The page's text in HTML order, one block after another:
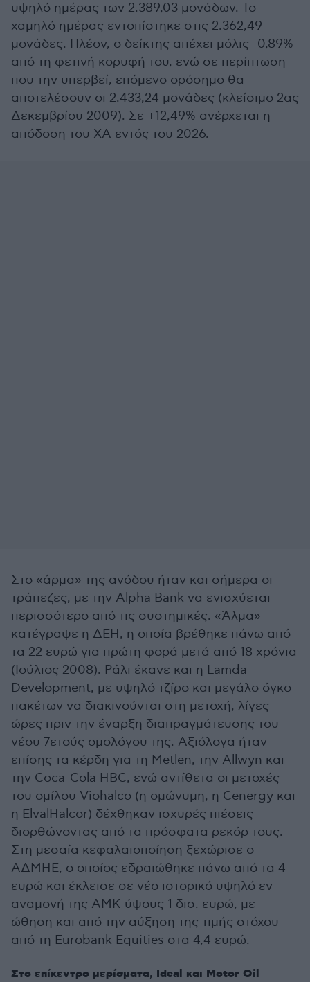
υψηλό ημέρας των 2.389,03 μονάδων. Το
χαμηλό ημέρας εντοπίστηκε στις 2.362,49
μονάδες. Πλέον, ο δείκτης απέχει μόλις -0,89%
από τη φετινή κορυφή του, ενώ σε περίπτωση
που την υπερβεί, επόμενο ορόσημο θα
αποτελέσουν οι 2.433,24 μονάδες (κλείσιμο 2ας
Δεκεμβρίου 2009). Σε +12,49% ανέρχεται η
απόδοση του ΧΑ εντός του 2026.
Στο «άρμα» της ανόδου ήταν και σήμερα οι
τράπεζες, με την Alpha Bank να ενισχύεται
περισσότερο από τις συστημικές. «Άλμα»
κατέγραψε η ΔΕΗ, η οποία βρέθηκε πάνω από
τα 22 ευρώ για πρώτη φορά μετά από 18 χρόνια
(Ιούλιος 2008). Ράλι έκανε και η Lamda
Development, με υψηλό τζίρο και μεγάλο όγκο
πακέτων να διακινούνται στη μετοχή, λίγες
ώρες πριν την έναρξη διαπραγμάτευσης του
νέου 7ετούς ομολόγου της. Αξιόλογα ήταν
επίσης τα κέρδη για τη Metlen, την Allwyn και
την Coca-Cola HBC, ενώ αντίθετα οι μετοχές
του ομίλου Viohalco (η ομώνυμη, η Cenergy και
η ElvalHalcor) δέχθηκαν ισχυρές πιέσεις
διορθώνοντας από τα πρόσφατα ρεκόρ τους.
Στη μεσαία κεφαλαιοποίηση ξεχώρισε ο
ΑΔΜΗΕ, ο οποίος εδραιώθηκε πάνω από τα 4
ευρώ και έκλεισε σε νέο ιστορικό υψηλό εν
αναμονή της ΑΜΚ ύψους 1 δισ. ευρώ, με
ώθηση και από την αύξηση της τιμής στόχου
από τη Eurobank Equities στα 4,4 ευρώ.
Στο επίκεντρο μερίσματα, Ideal και Motor Oil